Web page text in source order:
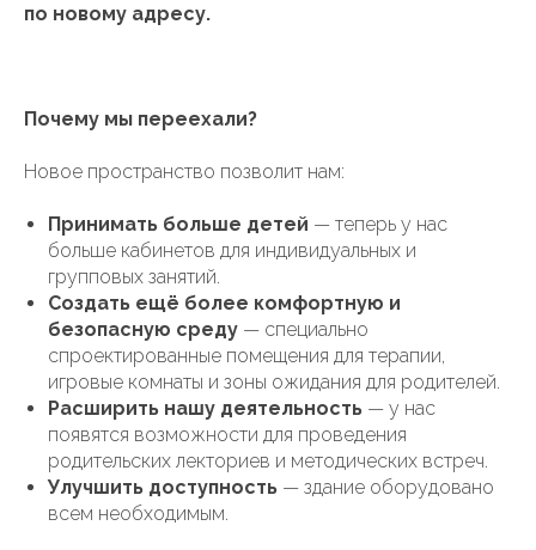
по новому адресу.
Почему мы переехали?
Новое пространство позволит нам:
Принимать больше детей — теперь у нас
больше кабинетов для индивидуальных и
групповых занятий.
Создать ещё более комфортную и
безопасную среду — специально
спроектированные помещения для терапии,
игровые комнаты и зоны ожидания для родителей.
Расширить нашу деятельность — у нас
появятся возможности для проведения
родительских лекториев и методических встреч.
Улучшить доступность — здание оборудовано
всем необходимым.